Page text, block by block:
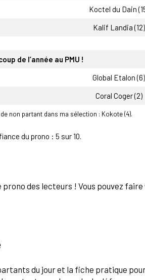
Koctel du Dain
Kalif Landia (12)
de l’année au PMU !
Global Etalon (6)
Coral Coger (2)
non partant dans ma sélection : Kokote (4).
du prono : 5 sur 10.
des lecteurs ! Vous pouvez
du jour et la fiche pratique